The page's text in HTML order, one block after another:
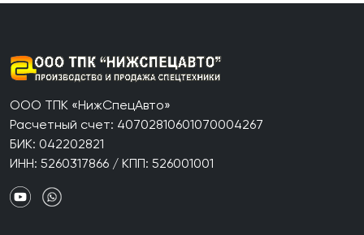
ООО ТПК «НижСпецАвто»
Расчетный счет: 40702810601070004267
БИК: 042202821
ИНН: 5260317866 / КПП: 526001001